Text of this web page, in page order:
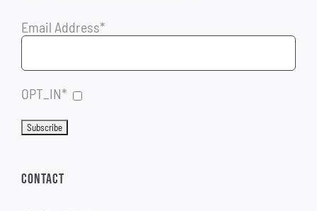
Email Address*
OPT_IN*
CONTACT